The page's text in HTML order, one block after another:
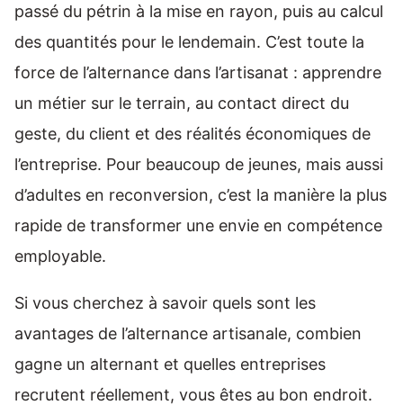
passé du pétrin à la mise en rayon, puis au calcul
des quantités pour le lendemain. C’est toute la
force de l’alternance dans l’artisanat : apprendre
un métier sur le terrain, au contact direct du
geste, du client et des réalités économiques de
l’entreprise. Pour beaucoup de jeunes, mais aussi
d’adultes en reconversion, c’est la manière la plus
rapide de transformer une envie en compétence
employable.
Si vous cherchez à savoir quels sont les
avantages de l’alternance artisanale, combien
gagne un alternant et quelles entreprises
recrutent réellement, vous êtes au bon endroit.